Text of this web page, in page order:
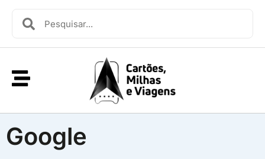
Google